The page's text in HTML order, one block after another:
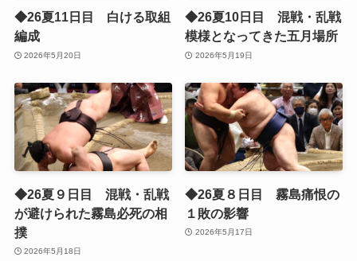
◆26夏11日目 白ける取組
編成
2026年5月20日
◆26夏10日目 混戦・乱戦
模様となってきた五月場所
2026年5月19日
◆26夏９日目 混戦・乱戦
が避けられた霧島必死の相
撲
2026年5月18日
◆26夏８日目 霧島痛恨の
１敗の影響
2026年5月17日